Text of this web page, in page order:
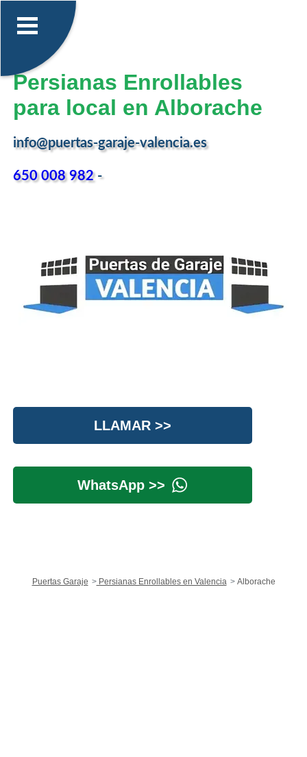
Persianas Enrollables
para local en Alborache
info@puertas-garaje-valencia.es
650 008 982-
LLAMAR >>
WhatsApp >>
Puertas Garaje Persianas Enrollables en Valencia Alborache